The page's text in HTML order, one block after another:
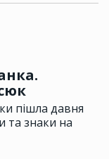
пішла давня
та знаки на